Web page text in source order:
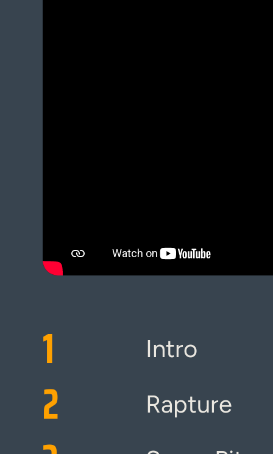
1 Intro
2 Rapture